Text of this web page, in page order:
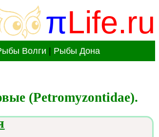
πLife.ru
Волги Рыбы Дона
(Petromyzontidae).